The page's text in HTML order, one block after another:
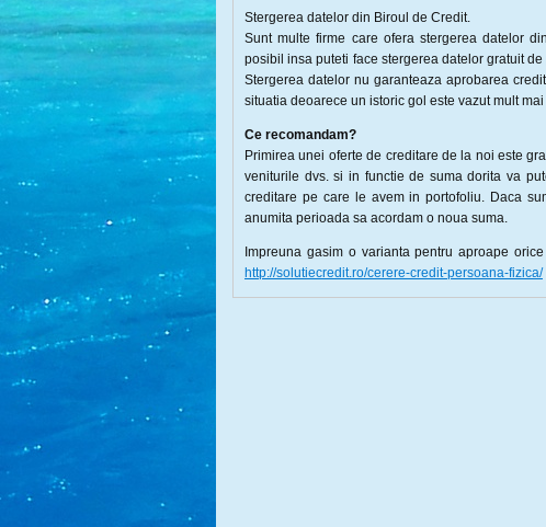
Stergerea datelor din Biroul de Credit.
Sunt multe firme care ofera stergerea datelor
posibil insa puteti face stergerea datelor gratuit
Stergerea datelor nu garanteaza aprobarea
situatia deoarece un istoric gol este vazut mult
Ce recomandam?
Primirea unei oferte de creditare de la noi este
veniturile dvs. si in functie de suma dorita va
creditare pe care le avem in portofoliu. Daca
anumita perioada sa acordam o noua suma.
Impreuna gasim o varianta pentru aproape
http://solutiecredit.ro/cerere-credit-persoana-fizica/